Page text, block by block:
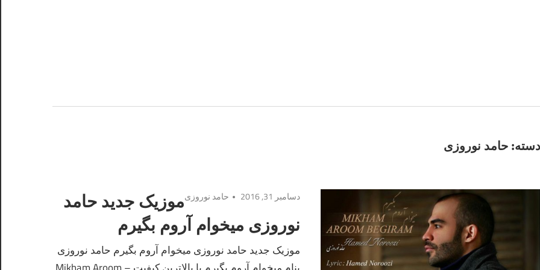
دسته:حامد نوروزی
دسامبر 31, 2016 حامد نوروزیموزیک جدید حامد
نوروزی میخوام آروم بگیرم
موزیک جدید حامد نوروزی میخوام آروم بگیرم حامد نوروزی